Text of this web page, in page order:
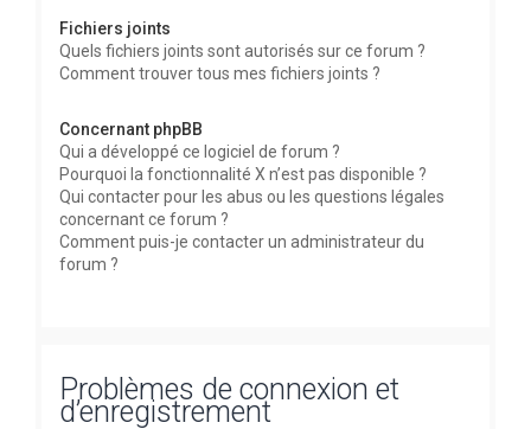
Fichiers joints
Quels fichiers joints sont autorisés sur ce forum ?
Comment trouver tous mes fichiers joints ?
Concernant phpBB
Qui a développé ce logiciel de forum ?
Pourquoi la fonctionnalité X n’est pas disponible ?
Qui contacter pour les abus ou les questions légales
concernant ce forum ?
Comment puis-je contacter un administrateur du
forum ?
Problèmes de connexion et
d’enregistrement